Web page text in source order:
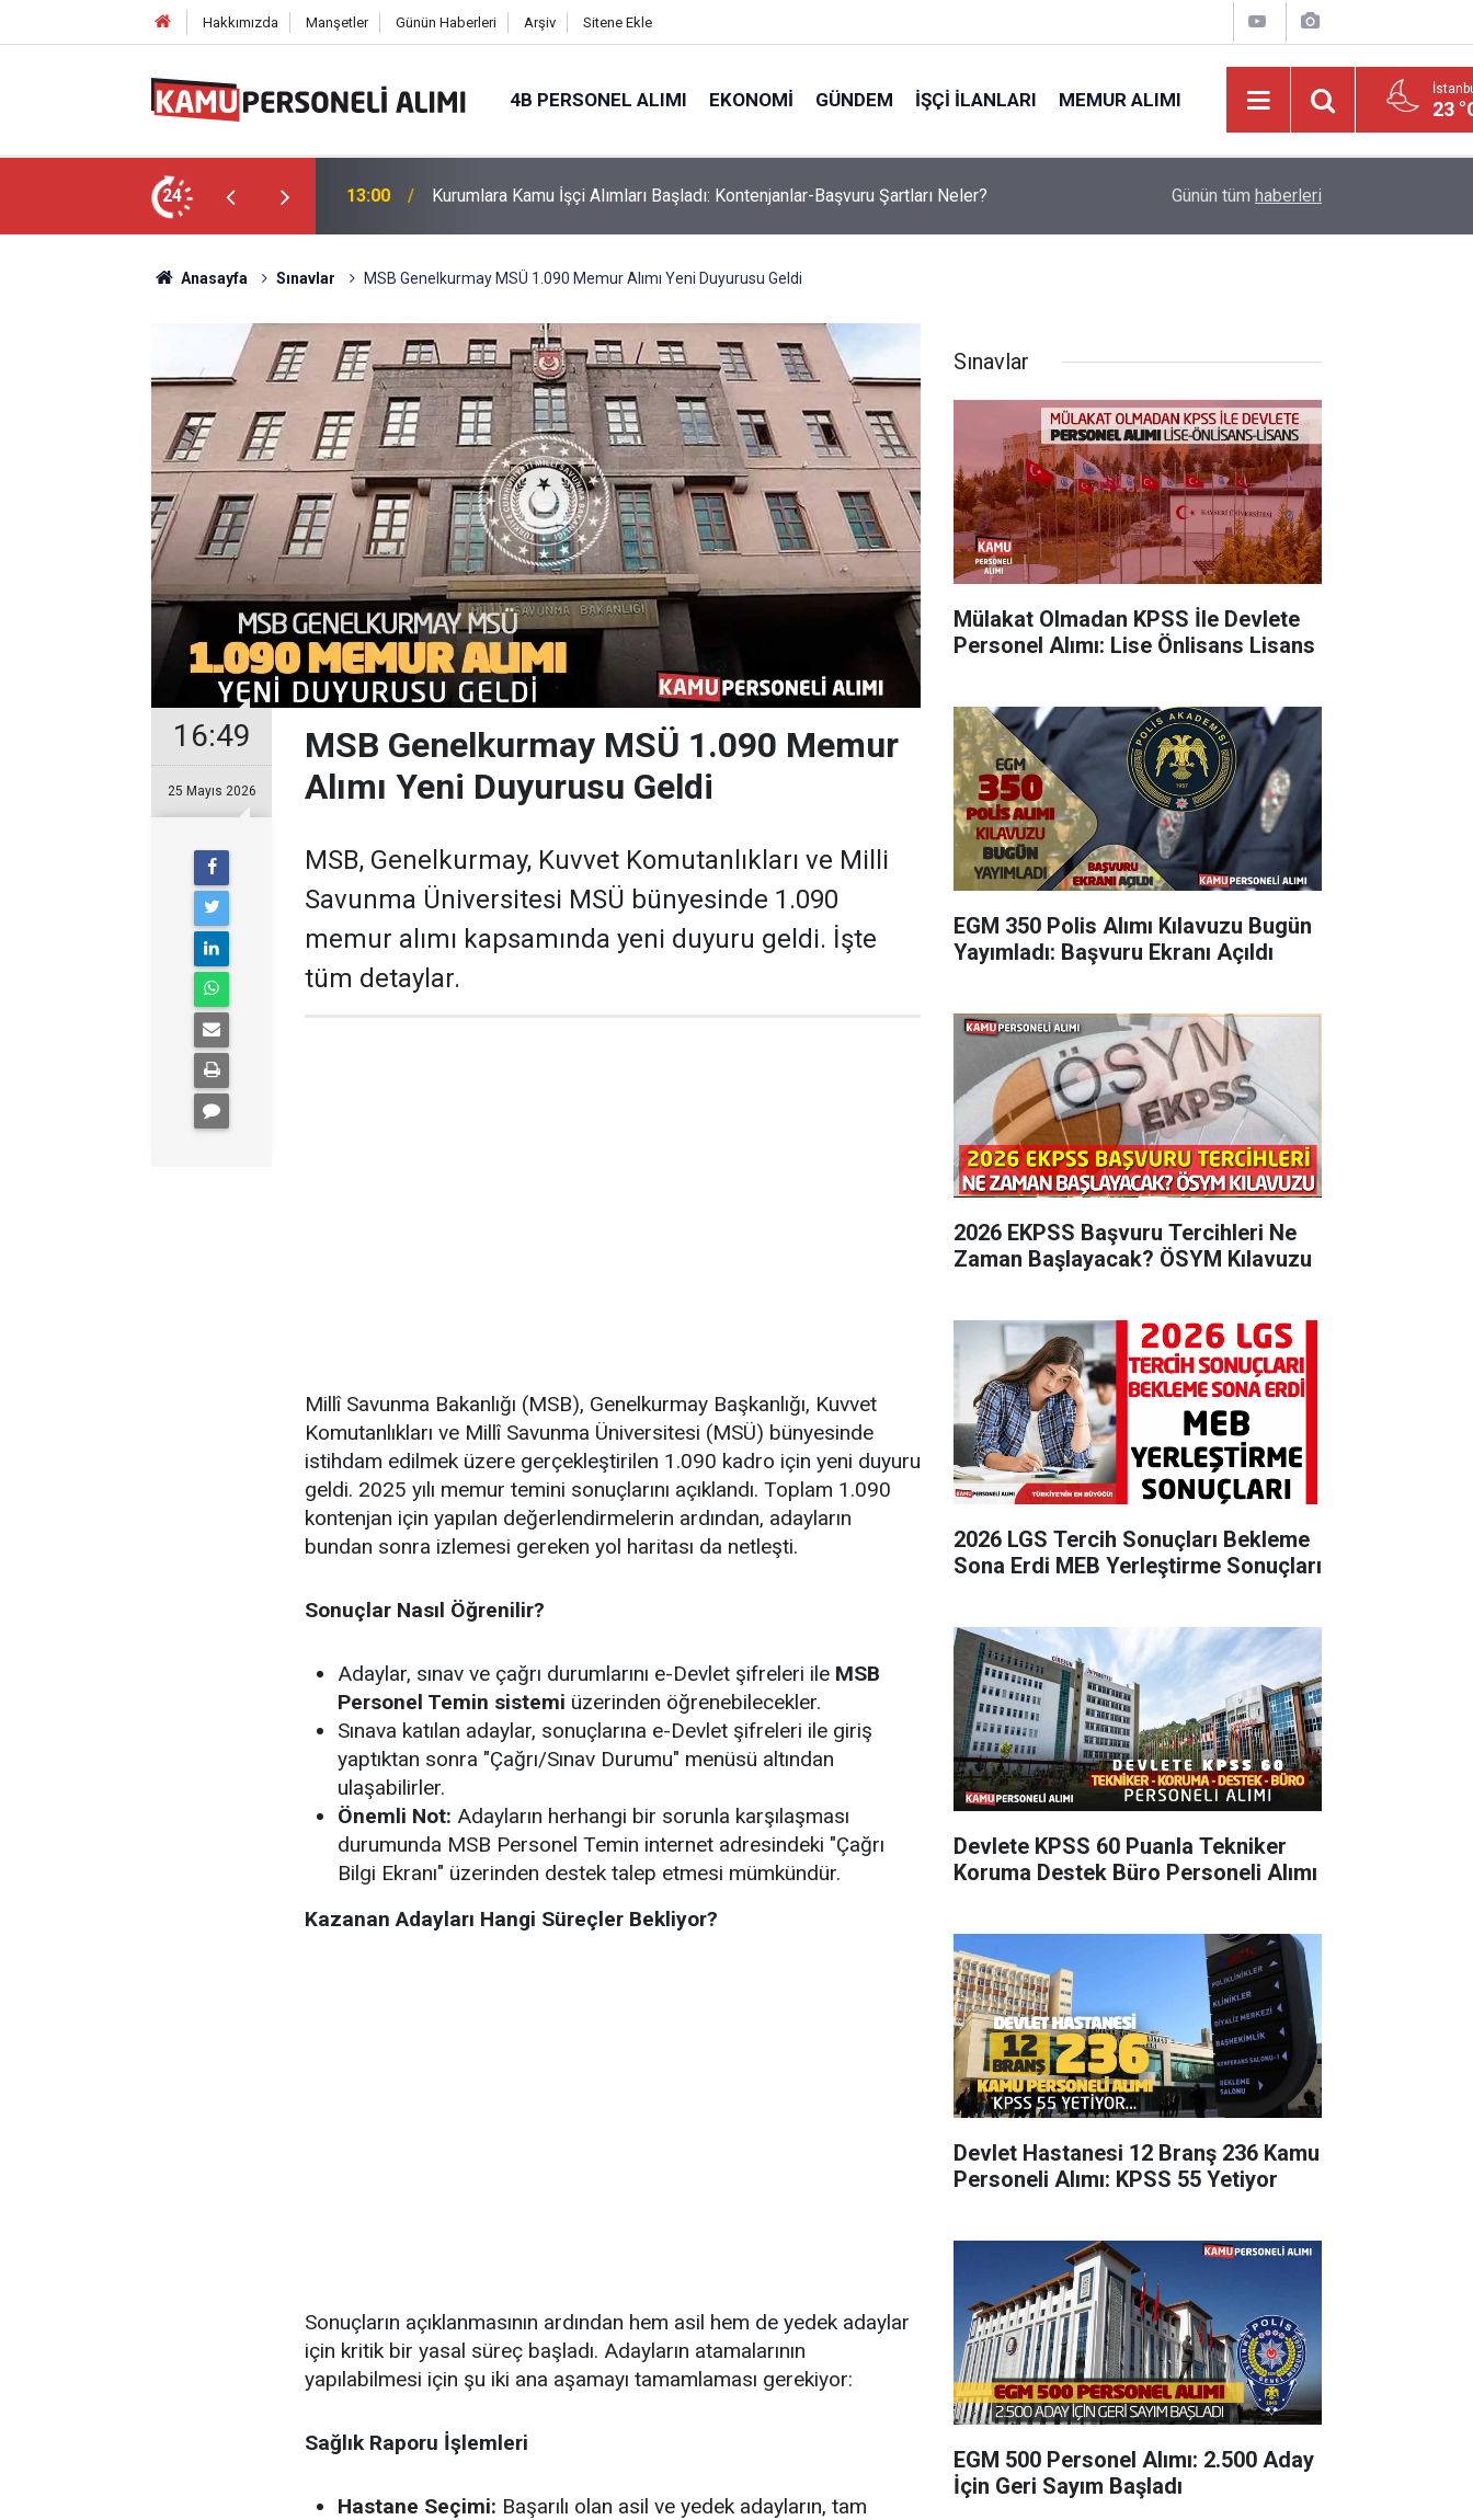
Hakkımızda Manşetler Günün Haberleri Arşiv Sitene Ekle
4B PERSONEL ALIMI EKONOMI GÜNDEM İŞÇI İLANLARI MEMUR ALIMI 23
24
Alımı: Online Başvuru-Tüm Şartlar 13:00 Kurumlara Kamu İşçi Alımları Başladı: Kontenjanlar-Başvuru Şartları Neler? Kamu Hastanesi 203 Personel Alımı
Günün tüm haberleri
Anasayfa Sınavlar MSB Genelkurmay MSÜ 1.090 Memur Alımı Yeni Duyurusu Geldi
16:49
25 Mayıs 2026
MSB Genelkurmay MSÜ 1.090 Memur
Alımı Yeni Duyurusu Geldi
MSB, Genelkurmay, Kuvvet Komutanlıkları ve Milli
Savunma Üniversitesi MSÜ bünyesinde 1.090
memur alımı kapsamında yeni duyuru geldi. İşte
tüm detaylar.
Millî Savunma Bakanlığı (MSB), Genelkurmay Başkanlığı, Kuvvet
Komutanlıkları ve Millî Savunma Üniversitesi (MSÜ) bünyesinde
istihdam edilmek üzere gerçekleştirilen 1.090 kadro için yeni duyuru
geldi. 2025 yılı memur temini sonuçlarını açıklandı. Toplam 1.090
kontenjan için yapılan değerlendirmelerin ardından, adayların
bundan sonra izlemesi gereken yol haritası da netleşti.
Sonuçlar Nasıl Öğrenilir?
Adaylar, sınav ve çağrı durumlarını e-Devlet şifreleri ile MSB
Personel Temin sistemi üzerinden öğrenebilecekler.
Sınava katılan adaylar, sonuçlarına e-Devlet şifreleri ile giriş
yaptıktan sonra "Çağrı/Sınav Durumu" menüsü altından
ulaşabilirler.
Önemli Not: Adayların herhangi bir sorunla karşılaşması
durumunda MSB Personel Temin internet adresindeki "Çağrı
Bilgi Ekranı" üzerinden destek talep etmesi mümkündür.
Kazanan Adayları Hangi Süreçler Bekliyor?
Sonuçların açıklanmasının ardından hem asil hem de yedek adaylar
için kritik bir yasal süreç başladı. Adayların atamalarının
yapılabilmesi için şu iki ana aşamayı tamamlaması gerekiyor:
Sağlık Raporu İşlemleri
Hastane Seçimi: Başarılı olan asil ve yedek adayların, tam
Sınavlar
Mülakat Olmadan KPSS İle Devlete
Personel Alımı: Lise Önlisans Lisans
EGM 350 Polis Alımı Kılavuzu Bugün
Yayımladı: Başvuru Ekranı Açıldı
2026 EKPSS Başvuru Tercihleri Ne
Zaman Başlayacak? ÖSYM Kılavuzu
2026 LGS Tercih Sonuçları Bekleme
Sona Erdi MEB Yerleştirme Sonuçları
Devlete KPSS 60 Puanla Tekniker
Koruma Destek Büro Personeli Alımı
Devlet Hastanesi 12 Branş 236 Kamu
Personeli Alımı: KPSS 55 Yetiyor
EGM 500 Personel Alımı: 2.500 Aday
İçin Geri Sayım Başladı